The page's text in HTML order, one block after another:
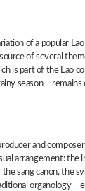
of a popular
of several
is part of the Lao
season –
and
arrangement:
sang canon, the
organology –